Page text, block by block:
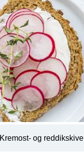
Kremost- og reddikskive